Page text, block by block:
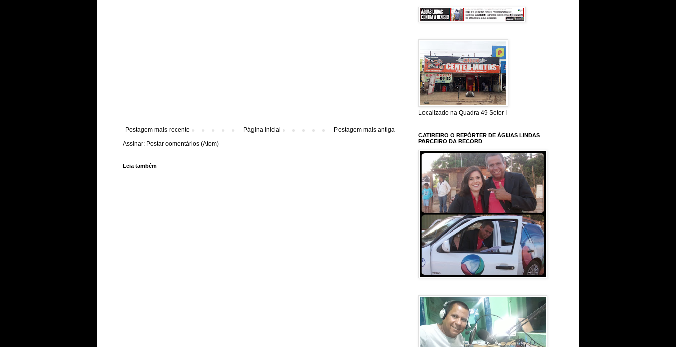
Postagem mais recente Postagem mais antiga
Página inicial
Assinar: Postar comentários (Atom)
Leia também
Localizado na Quadra 49 Setor I
CATIREIRO O REPÓRTER DE ÁGUAS LINDAS
PARCEIRO DA RECORD